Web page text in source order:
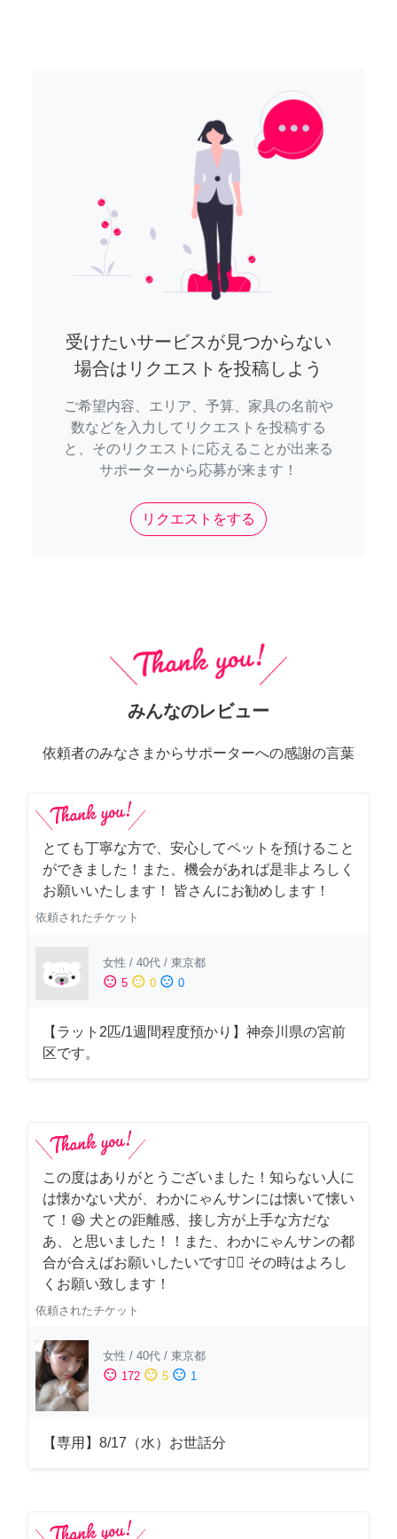
受けたいサービスが見つからない
場合はリクエストを投稿しよう
ご希望内容、エリア、予算、家具の名前や
数などを入力してリクエストを投稿する
と、そのリクエストに応えることが出来る
サポーターから応募が来ます！
リクエストをする
みんなのレビュー
依頼者のみなさまからサポーターへの感謝の言葉
とても丁寧な方で、安心してペットを預けること
ができました！また、機会があれば是非よろしく
お願いいたします！ 皆さんにお勧めします！
依頼されたチケット
女性 / 40代 / 東京都
sentiment_satisfied 5 sentiment_neutral 0 sentiment_dissatisfied 0
【ラット2匹/1週間程度預かり】神奈川県の宮前
区です。
この度はありがとうございました！知らない人に
は懐かない犬が、わかにゃんサンには懐いて懐い
て！😆 犬との距離感、接し方が上手な方だな
あ、と思いました！！また、わかにゃんサンの都
合が合えばお願いしたいです🙇‍♂️ その時はよろし
くお願い致します！
依頼されたチケット
女性 / 40代 / 東京都
sentiment_satisfied 172 sentiment_neutral 5 sentiment_dissatisfied 1
【専用】8/17（水）お世話分